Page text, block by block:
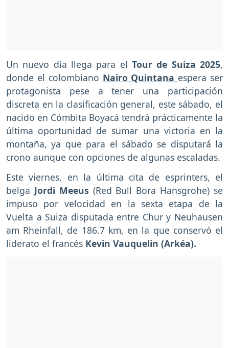
Un nuevo día llega para el Tour de Suiza 2025,
donde el colombiano Nairo Quintana espera ser
protagonista pese a tener una participación
discreta en la clasificación general, este sábado, el
nacido en Cómbita Boyacá tendrá prácticamente la
última oportunidad de sumar una victoria en la
montaña, ya que para el sábado se disputará la
crono aunque con opciones de algunas escaladas.
Este viernes, en la última cita de esprinters, el
belga Jordi Meeus (Red Bull Bora Hansgrohe) se
impuso por velocidad en la sexta etapa de la
Vuelta a Suiza disputada entre Chur y Neuhausen
am Rheinfall, de 186.7 km, en la que conservó el
liderato el francés Kevin Vauquelin (Arkéa).